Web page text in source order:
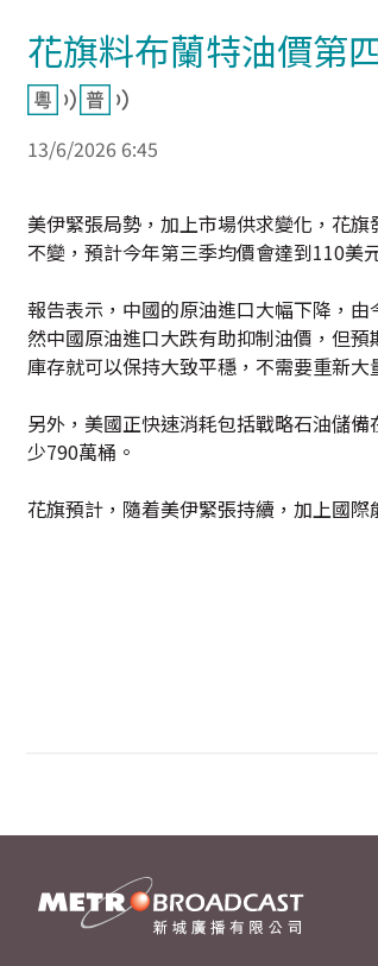
花旗料布蘭特油價第
13/6/2026 6:45
美伊緊張局勢，加上市場供求變化，花
不變，預計今年第三季均價會達到110美
報告表示，中國的原油進口大幅下降，
然中國原油進口大跌有助抑制油價，但
庫存就可以保持大致平穩，不需要重新大
另外，美國正快速消耗包括戰略石油儲
少790萬桶。
花旗預計，隨着美伊緊張持續，加上國